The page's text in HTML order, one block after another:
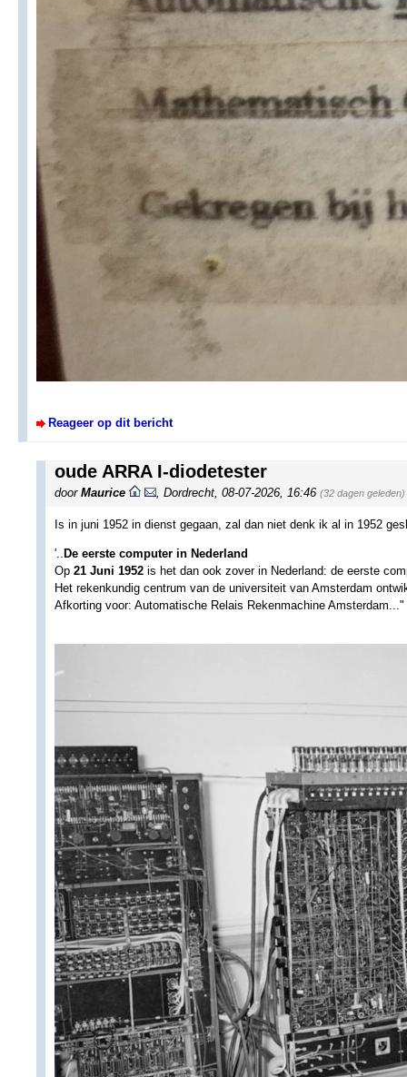
Reageer op dit bericht
oude ARRA I-diodetester
door Maurice , Dordrecht, 08-07-2026, 16:46 (32 dagen geleden)
Is in juni 1952 in dienst gegaan, zal dan niet denk ik al in 1952
'.. De eerste computer in Nederland
Op 21 Juni 1952 is het dan ook zover in Nederland: de eerste
Het rekenkundig centrum van de universiteit van Amsterdam
Afkorting voor: Automatische Relais Rekenmachine Amsterdam..."